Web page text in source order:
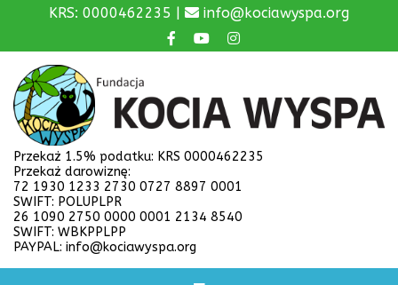
KRS: 0000462235 | info@kociawyspa.org
Przekaż 1.5% podatku: KRS 0000462235
Przekaż darowiznę:
72 1930 1233 2730 0727 8897 0001
SWIFT: POLUPLPR
26 1090 2750 0000 0001 2134 8540
SWIFT: WBKPPLPP
PAYPAL: info@kociawyspa.org